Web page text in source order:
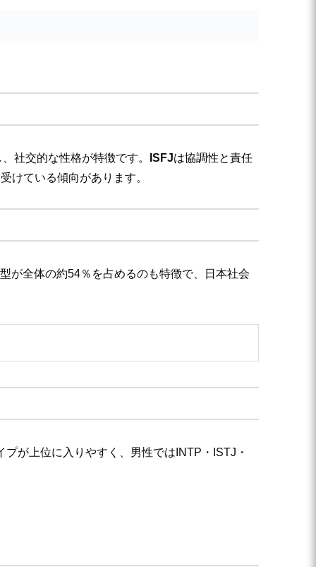
社交的な性格が特徴です。 ISFJは協調性と責任
けている傾向があります。
が全体の約54％を占めるのも特徴で、日本社会
が上位に入りやすく、男性ではINTP・ISTJ・